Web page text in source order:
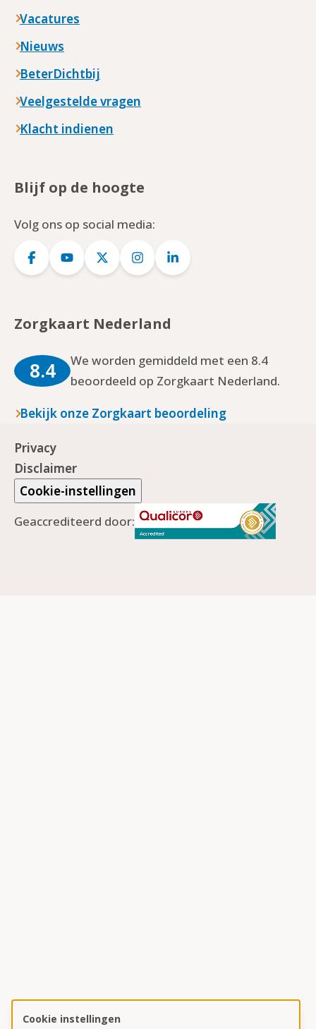
Cookie instellingen
Vacatures
Nieuws
BeterDichtbij
Veelgestelde vragen
Klacht indienen
Blijf op de hoogte
Volg ons op social media:
Logo
Logo
Logo
Logo
Logo
Zorgkaart Nederland
8.4
We worden gemiddeld met een 8.4
beoordeeld op Zorgkaart Nederland.
Bekijk onze Zorgkaart beoordeling
Privacy
Disclaimer
Cookie-instellingen
Geaccrediteerd door: